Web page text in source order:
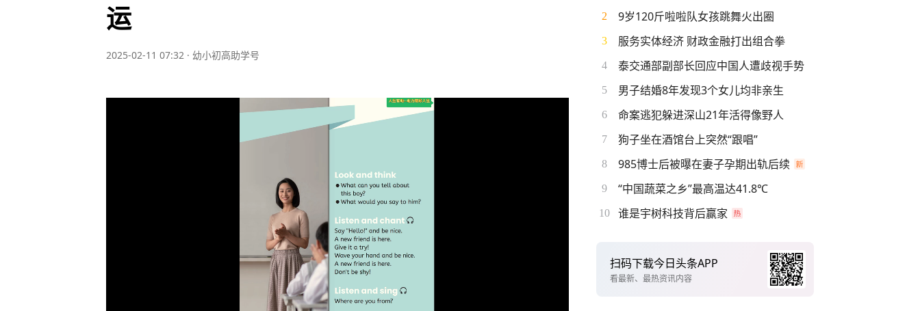
运
2025-02-11 07:32 · 幼小初高助学号
2 9岁120斤啦啦队女孩跳舞火出圈
3 服务实体经济 财政金融打出组合拳
4 泰交通部副部长回应中国人遭歧视手势
5 男子结婚8年发现3个女儿均非亲生
6 命案逃犯躲进深山21年活得像野人
7 狗子坐在酒馆台上突然“跟唱”
8 985博士后被曝在妻子孕期出轨后续
9 “中国蔬菜之乡”最高温达41.8℃
10 谁是宇树科技背后赢家
扫码下载今日头条APP
看最新、最热资讯内容